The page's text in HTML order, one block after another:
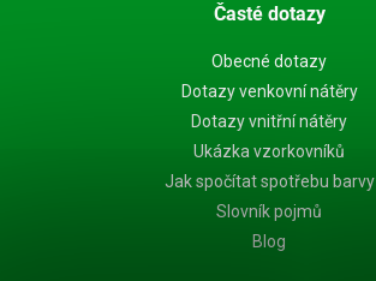
Časté dotazy
Obecné dotazy
Dotazy venkovní nátěry
Dotazy vnitřní nátěry
Ukázka vzorkovníků
Jak spočítat spotřebu barvy
Slovník pojmů
Blog